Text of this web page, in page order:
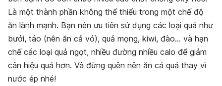
Là một thành phần không thể thiếu trong một chế độ
ăn lành mạnh. Bạn nên ưu tiên sử dụng các loại quả như
bưởi, táo (nên ăn cả vỏ), quả mọng, kiwi, đào… và hạn
chế các loại quả ngọt, nhiều đường nhiều calo để giảm
cân hiệu quả hơn. Và đừng quên nên ăn cả quả thay vì
nước ép nhé!